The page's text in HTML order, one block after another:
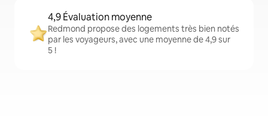
4,9 Évaluation moyenne
Redmond propose des logements très bien notés
par les voyageurs, avec une moyenne de 4,9 sur
5 !